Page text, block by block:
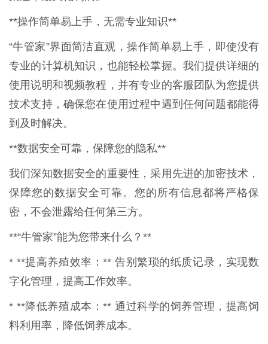
**操作简单易上手，无需专业知识**
“牛管家”界面简洁直观，操作简单易上手，即使没有
专业的计算机知识，也能轻松掌握。我们提供详细的
使用说明和视频教程，并有专业的客服团队为您提供
技术支持，确保您在使用过程中遇到任何问题都能得
到及时解决。
**数据安全可靠，保障您的隐私**
我们深知数据安全的重要性，采用先进的加密技术，
保障您的数据安全可靠。您的所有信息都将严格保
密，不会泄露给任何第三方。
**“牛管家”能为您带来什么？**
* **提高养殖效率：** 告别繁琐的纸质记录，实现数
字化管理，提高工作效率。
* **降低养殖成本：** 通过科学的饲养管理，提高饲
料利用率，降低饲养成本。